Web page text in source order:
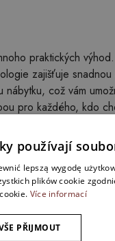
praktických
zajišťuje
což vám
pro každého, kdo
používají
lepszą wygodę
plików cookie
Více informací
PŘIJMOUT